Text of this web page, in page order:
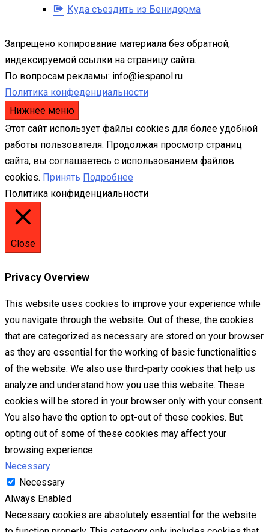
Куда съездить из Бенидорма
Запрещено копирование материала без обратной,
индексируемой ссылки на страницу сайта.
По вопросам рекламы: info@iespanol.ru
Политика конфеденциальности
Нижнее меню
Этот сайт использует файлы cookies для более удобной
работы пользователя. Продолжая просмотр страниц
сайта, вы соглашаетесь с использованием файлов
cookies. Принять Подробнее
Политика конфиденциальности
Close
Privacy Overview
This website uses cookies to improve your experience while
you navigate through the website. Out of these, the cookies
that are categorized as necessary are stored on your browser
as they are essential for the working of basic functionalities
of the website. We also use third-party cookies that help us
analyze and understand how you use this website. These
cookies will be stored in your browser only with your consent.
You also have the option to opt-out of these cookies. But
opting out of some of these cookies may affect your
browsing experience.
Necessary
Necessary
Always Enabled
Necessary cookies are absolutely essential for the website